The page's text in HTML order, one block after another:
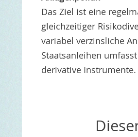
Das Ziel ist eine
gleichzeitiger
variabel verzinsliche
Staatsanleihen
derivative Instrumente.